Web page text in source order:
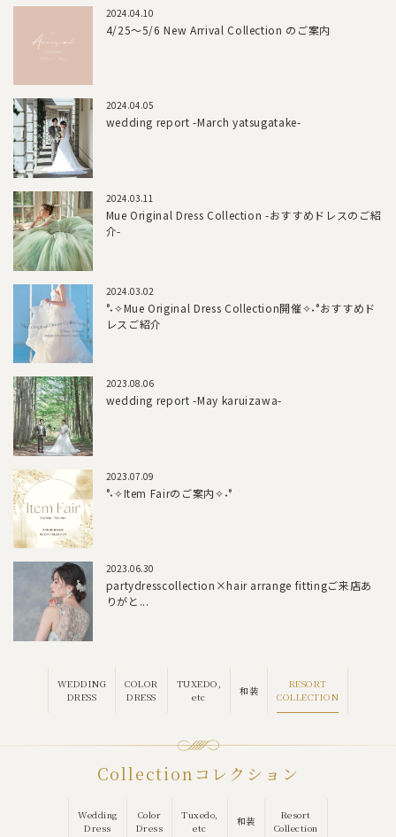
2024.04.10
4/25～5/6 New Arrival Collection のご案内
2024.04.05
wedding report -March yatsugatake-
2024.03.11
Mue Original Dress Collection -おすすめドレスのご紹
介-
2024.03.02
°˖✧Mue Original Dress Collection開催✧˖°おすすめド
レスご紹介
2023.08.06
wedding report -May karuizawa-
2023.07.09
°˖✧Item Fairのご案内✧˖°
2023.06.30
partydresscollection×hair arrange fittingご来店あ
りがと...
WEDDING
DRESS
COLOR
DRESS
TUXEDO,
etc
和装
RESORT
COLLECTION
Collection コレクション
Wedding
Dress
Color
Dress
Tuxedo,
etc
和装
Resort
Collection